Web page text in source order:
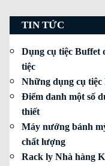
TIN TỨC
Dụng cụ tiệc Buffet
tiệc
Những dụng cụ
Điểm danh một số
thiết
Máy nướng bánh
chất lượng
Rack ly Nhà hàng